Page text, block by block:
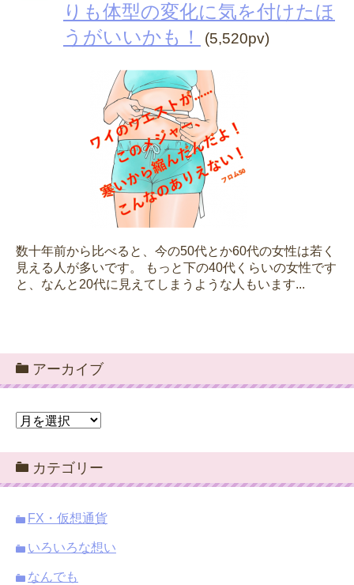
りも体型の変化に気を付けたほ
うがいいかも！
(5,520pv)
数十年前から比べると、今の50代とか60代の女性は若く
見える人が多いです。 もっと下の40代くらいの女性です
と、なんと20代に見えてしまうような人もいます...
アーカイブ
ア
カ
イ
ブ
カテゴリー
FX・仮想通貨
いろいろな想い
なんでも